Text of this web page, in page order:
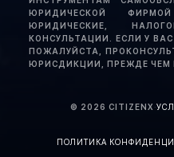
ЮРИДИЧЕСКОЙ
ЮРИДИЧЕСКИЕ,
КОНСУЛЬТАЦИИ. ЕСЛИ У
ПОЖАЛУЙСТА,
ЮРИСДИКЦИИ, ПРЕЖДЕ ЧЕМ
© 2026 CITIZENX ·
ПОЛИТИКА